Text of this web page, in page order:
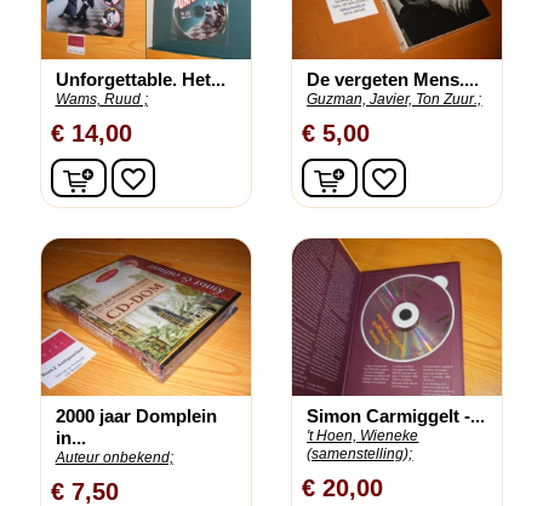
Unforgettable. Het...
Wams, Ruud ;
€ 14,00
In winkelwagen
favorite_border
De vergeten Mens....
Guzman, Javier, Ton Zuur.;
€ 5,00
In winkelwagen
favorite_border
2000 jaar Domplein
in...
Auteur onbekend;
€ 7,50
Simon Carmiggelt -...
't Hoen, Wieneke
(samenstelling);
€ 20,00